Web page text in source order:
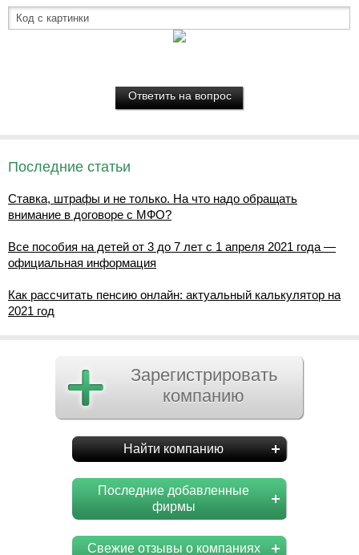
Последние статьи
Ставка, штрафы и не только. На что надо обращать
внимание в договоре с МФО?
Все пособия на детей от 3 до 7 лет с 1 апреля 2021 года —
официальная информация
Как рассчитать пенсию онлайн: актуальный калькулятор на
2021 год
Зарегистрировать
компанию
Найти компанию
Последние добавленные
фирмы
Свежие отзывы о компаниях